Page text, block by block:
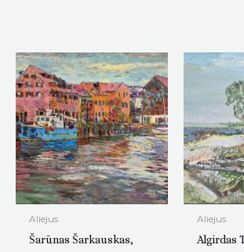
Aliejus
Šarūnas Šarkauskas,
Aliejus
Algirdas